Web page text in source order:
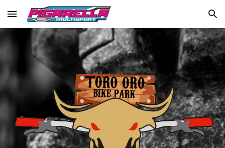
Skip to main content Skip to navigation